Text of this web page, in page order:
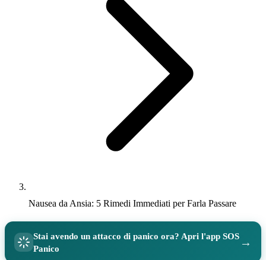
Nausea da Ansia: 5 Rimedi Immediati per Farla Passare
Stai avendo un attacco di panico ora? Apri l'app SOS
Panico
→